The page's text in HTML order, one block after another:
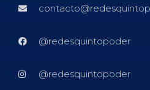
@redesquintopoder
@redesquintopoder